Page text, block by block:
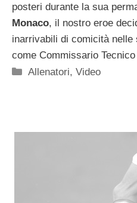
posteri durante la sua
Monaco, il nostro eroe
inarrivabili di comicità nelle
come Commissario
Categorie
Allenatori,Video